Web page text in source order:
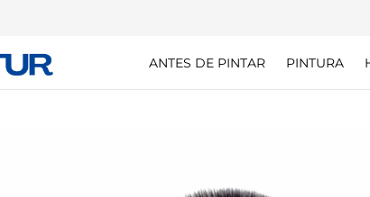
ANTES DE PINTAR PINTURA